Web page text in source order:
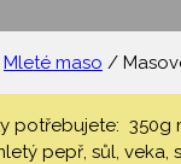
Mleté maso /
potřebujete: 350g
pepř, sůl, veka,